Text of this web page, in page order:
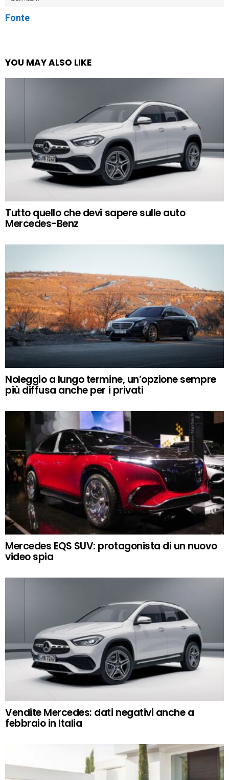
Fonte
YOU MAY ALSO LIKE
Tutto quello che devi sapere sulle auto
Mercedes-Benz
Noleggio a lungo termine, un’opzione sempre
più diffusa anche per i privati
Mercedes EQS SUV: protagonista di un nuovo
video spia
Vendite Mercedes: dati negativi anche a
febbraio in Italia